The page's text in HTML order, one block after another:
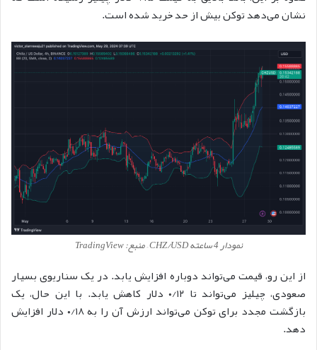
نشان می‌دهد توکن بیش از حد خرید شده است.
نمودار 4 ساعته CHZ/USD – منبع: TradingView
از این رو، قیمت می‌تواند دوباره افزایش یابد. در یک سناریوی بسیار
صعودی، چیلیز می‌تواند تا ۰/۱۲ دلار کاهش یابد. با این حال، یک
بازگشت مجدد برای توکن می‌تواند ارزش آن را به ۰/۱۸ دلار افزایش
دهد.